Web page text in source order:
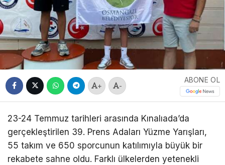
+ -
ABONE OL
23-24 Temmuz tarihleri arasında Kınalıada’da
gerçekleştirilen 39. Prens Adaları Yüzme Yarışları,
55 takım ve 650 sporcunun katılımıyla büyük bir
rekabete sahne oldu. Farklı ülkelerden yetenekli